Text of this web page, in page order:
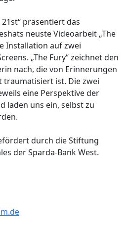
präsentiert das
neuste Videoarbeit „The
Installation auf zwei
„The Fury“ zeichnet den
nach, die von Erinnerungen
traumatisiert ist. Die zwei
eine Perspektive der
laden uns ein, selbst zu
durch die Stiftung
der Sparda-Bank West.